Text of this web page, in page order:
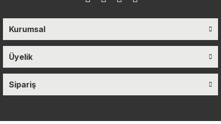
Kurumsal
Üyelik
Sipariş